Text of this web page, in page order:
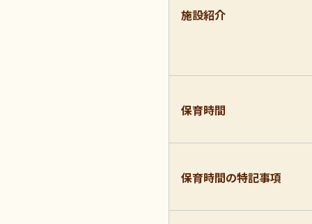
施設紹介
保育時間
保育時間の特記事項